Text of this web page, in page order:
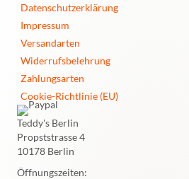
Datenschutzerklärung
Impressum
Versandarten
Widerrufsbelehrung
Zahlungsarten
Cookie-Richtlinie (EU)
Teddy's Berlin
Propststrasse 4
10178 Berlin
Öffnungszeiten: